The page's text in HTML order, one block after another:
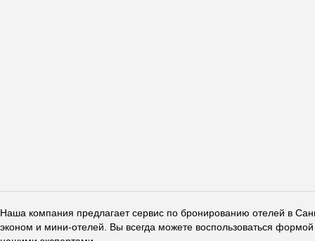
Наша компания предлагает сервис по бронированию отелей в
эконом и мини-отелей. Вы всегда можете воспользоваться